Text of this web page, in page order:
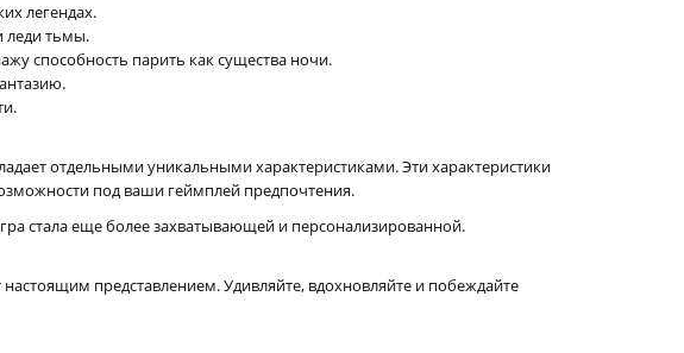
легендах.
леди тьмы.
способность парить как существа ночи.
отдельными уникальными характеристиками. Эти характеристики
под ваши геймплей предпочтения.
стала еще более захватывающей и персонализированной.
представлением. Удивляйте, вдохновляйте и побеждайте